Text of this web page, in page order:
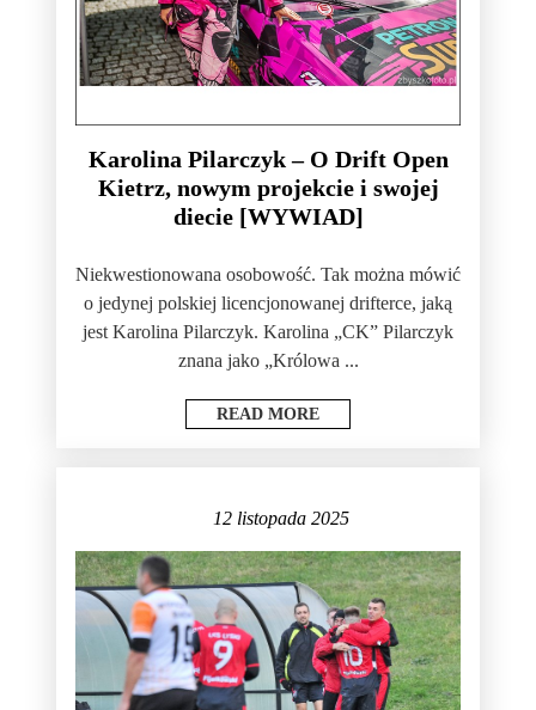
Karolina Pilarczyk – O Drift Open
Kietrz, nowym projekcie i swojej
diecie [WYWIAD]
Niekwestionowana osobowość. Tak można mówić
o jedynej polskiej licencjonowanej drifterce, jaką
jest Karolina Pilarczyk. Karolina „CK” Pilarczyk
znana jako „Królowa ...
READ MORE
12 listopada 2025